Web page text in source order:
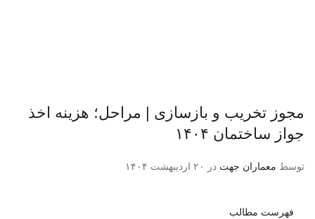
مجوز تخریب و بازسازی | مراحل؛ هزینه اخذ
جواز ساختمان ۱۴۰۴
توسط معماران جهت در ۲۰ اردیبهشت ۱۴۰۴
فهرست مطالب